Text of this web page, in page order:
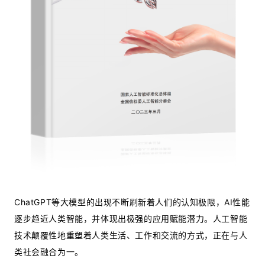
ChatGPT等大模型的出现不断刷新着人们的认知极限，AI性能
逐步趋近人类智能，并体现出极强的应用赋能潜力。人工智能
技术颠覆性地重塑着人类生活、工作和交流的方式，正在与人
类社会融合为一。